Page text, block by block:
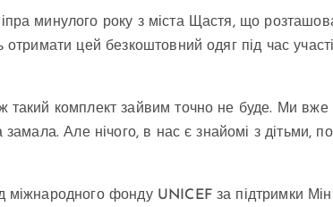
минулого року з міста Щастя, що
отримати цей безкоштовний одяг під час
комплект зайвим точно не буде. Ми вже
Але нічого, в нас є знайомі з дітьми,
фонду UNICEF за підтримки